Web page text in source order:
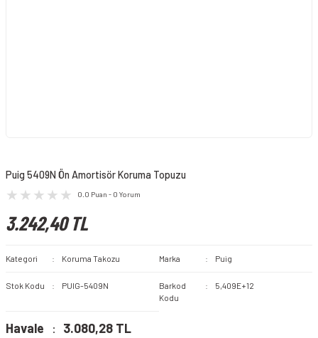
Puig 5409N Ön Amortisör Koruma Topuzu
0.0 Puan - 0 Yorum
3.242,40 TL
Kategori Koruma Takozu Marka Puig
Stok Kodu PUIG-5409N
Barkod
Kodu
5,409E+12
Havale
3.080,28 TL